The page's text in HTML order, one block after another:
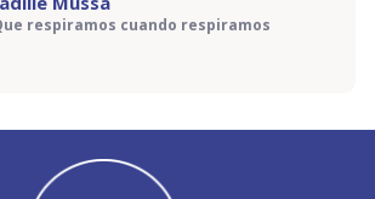
respiramos cuando respiramos